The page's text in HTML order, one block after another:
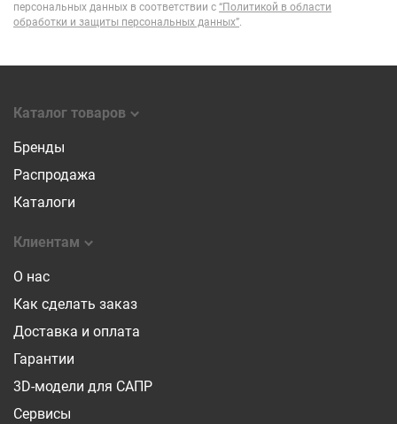
персональных данных в соответствии с “Политикой в области
обработки и защиты персональных данных”.
Каталог товаров
Бренды
Распродажа
Каталоги
Клиентам
О нас
Как сделать заказ
Доставка и оплата
Гарантии
3D-модели для САПР
Сервисы